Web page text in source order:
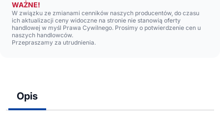
WAŻNE!
W związku ze zmianami cenników naszych producentów, do czasu
ich aktualizacji ceny widoczne na stronie nie stanowią oferty
handlowej w myśl Prawa Cywilnego. Prosimy o potwierdzenie cen u
naszych handlowców.
Przepraszamy za utrudnienia.
Opis